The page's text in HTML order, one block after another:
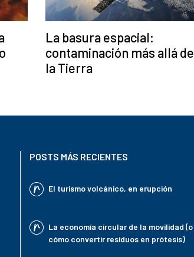
La basura espacial:
contaminación más allá de
la Tierra
POSTS MÁS RECIENTES
El turismo volcánico, en erupción
La economía circular de la movilidad (o
cómo convertir residuos en prótesis)